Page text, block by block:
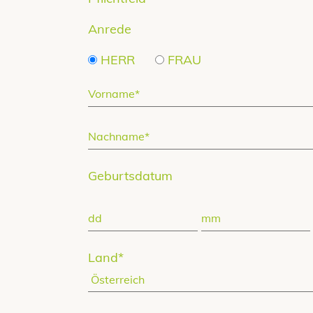
Anrede
HERR
FRAU
Geburtsdatum
Land*